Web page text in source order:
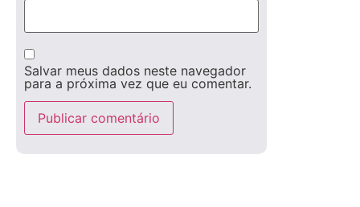
Salvar meus dados neste navegador
para a próxima vez que eu comentar.